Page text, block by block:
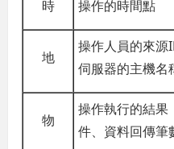
時 操作的時間點
地
操作人員的來源
伺服器的主機名
物
操作執行的結果
件、資料回傳筆